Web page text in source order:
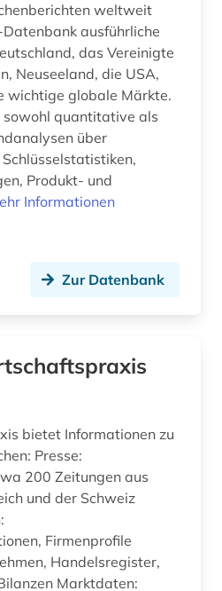
arabische staaten (1)
arbeitsmarktforschung (1)
Nordrhein-Westfalen (3)
Roemisches Reich (2)
weltweit
ausführliche
das Vereinigte
Neuseeland, die USA,
wichtige globale Märkte.
sowohl quantitative als
über
Produkt- und
Informationen
Zur Datenbank
bietet Informationen zu
200 Zeitungen aus
und der Schweiz
Firmenprofile
Handelsregister,
Marktdaten: